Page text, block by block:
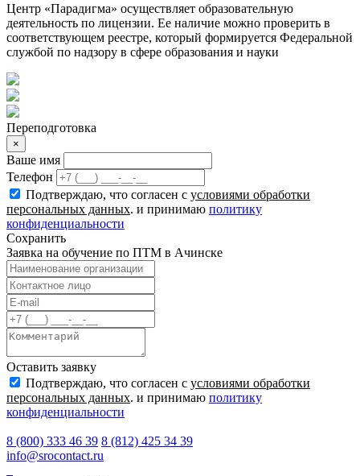
Центр «Парадигма» осуществляет образовательную
деятельность по лицензии. Ее наличие можно проверить в
соответствующем реестре, который формируется Федеральной
службой по надзору в сфере образования и науки
Переподготовка
×
Ваше имя
Телефон
Подтверждаю, что согласен с условиями обработки
персональных данных. и принимаю политику
конфиденциальности
Сохранить
Заявка на обучение по ПТМ в Ачинске
Оставить заявку
Подтверждаю, что согласен с условиями обработки
персональных данных. и принимаю политику
конфиденциальности
8 (800) 333 46 39 8 (812) 425 34 39
info@srocontact.ru